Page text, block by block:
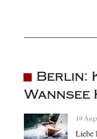
Berlin:
19
Liebe